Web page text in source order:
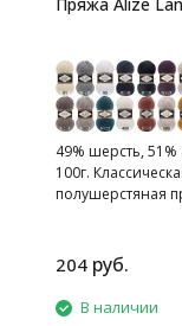
49% шерсть,
100г.
полушерстяная
204 руб.
В наличии